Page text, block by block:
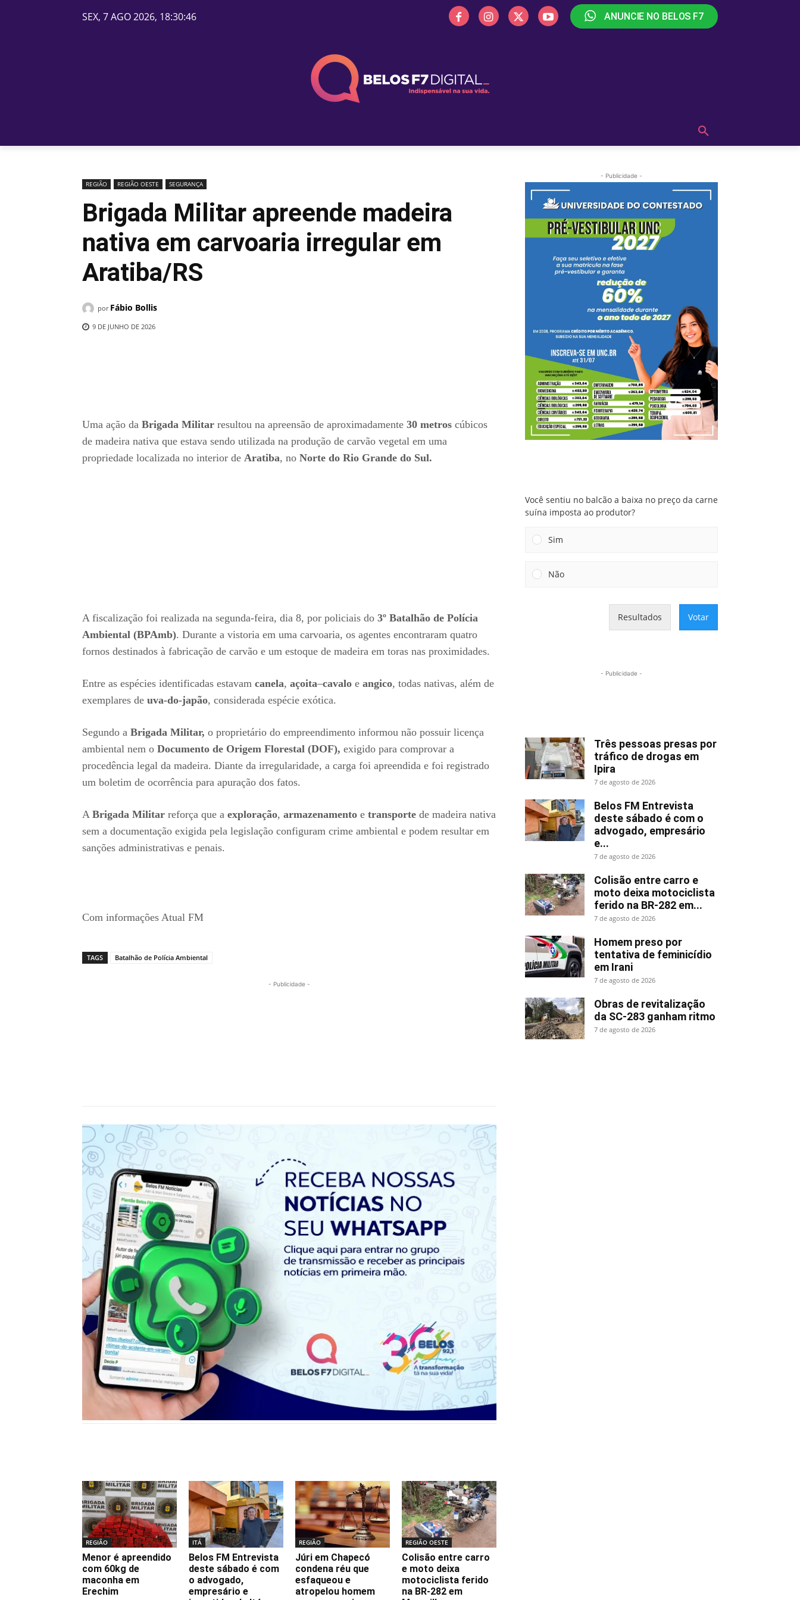
SEX, 7 AGO 2026, 18:30:46 ANUNCIE NO BELOS F7
REGIÃO REGIÃO OESTE SEGURANÇA
Brigada Militar apreende madeira
nativa em carvoaria irregular em
Aratiba/RS
por Fábio Bollis
9 DE JUNHO DE 2026
Uma ação da Brigada Militar resultou na apreensão de aproximadamente 30 metros cúbicos
de madeira nativa que estava sendo utilizada na produção de carvão vegetal em uma
propriedade localizada no interior de Aratiba, no Norte do Rio Grande do Sul.
A fiscalização foi realizada na segunda-feira, dia 8, por policiais do 3º Batalhão de Polícia
Ambiental (BPAmb). Durante a vistoria em uma carvoaria, os agentes encontraram quatro
fornos destinados à fabricação de carvão e um estoque de madeira em toras nas proximidades.
Entre as espécies identificadas estavam canela, açoita–cavalo e angico, todas nativas, além de
exemplares de uva-do-japão, considerada espécie exótica.
Segundo a Brigada Militar, o proprietário do empreendimento informou não possuir licença
ambiental nem o Documento de Origem Florestal (DOF), exigido para comprovar a
procedência legal da madeira. Diante da irregularidade, a carga foi apreendida e foi registrado
um boletim de ocorrência para apuração dos fatos.
A Brigada Militar reforça que a exploração, armazenamento e transporte de madeira nativa
sem a documentação exigida pela legislação configuram crime ambiental e podem resultar em
sanções administrativas e penais.
Com informações Atual FM
TAGS Batalhão de Polícia Ambiental
- Publicidade -
REGIÃO
Menor é apreendido
com 60kg de
maconha em
Erechim
ITÁ
Belos FM Entrevista
deste sábado é com
o advogado,
empresário e
REGIÃO
Júri em Chapecó
condena réu que
esfaqueou e
atropelou homem
REGIÃO OESTE
Colisão entre carro
e moto deixa
motociclista ferido
na BR-282 em
- Publicidade -
Você sentiu no balcão a baixa no preço da carne
suína imposta ao produtor?
Sim
Não
Resultados Votar
- Publicidade -
Três pessoas presas por
tráfico de drogas em
Ipira
7 de agosto de 2026
Belos FM Entrevista
deste sábado é com o
advogado, empresário
e...
7 de agosto de 2026
Colisão entre carro e
moto deixa motociclista
ferido na BR-282 em...
7 de agosto de 2026
Homem preso por
tentativa de feminicídio
em Irani
7 de agosto de 2026
Obras de revitalização
da SC-283 ganham ritmo
7 de agosto de 2026